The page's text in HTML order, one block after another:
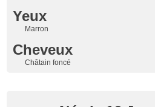
Yeux
Marron
Cheveux
Châtain foncé